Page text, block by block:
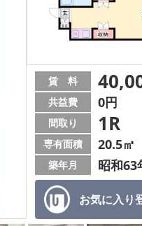
お気に入り
賃 料
共益費 0円
間取り 1R
専有面積 20.5㎡
築年月 昭和63